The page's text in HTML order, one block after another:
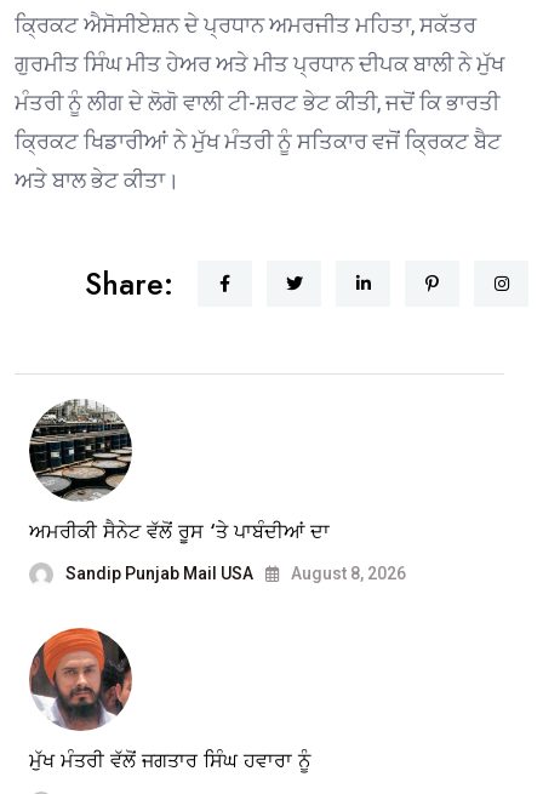
ਕ੍ਰਿਕਟ ਐਸੋਸੀਏਸ਼ਨ ਦੇ ਪ੍ਰਧਾਨ ਅਮਰਜੀਤ ਮਹਿਤਾ, ਸਕੱਤਰ
ਗੁਰਮੀਤ ਸਿੰਘ ਮੀਤ ਹੇਅਰ ਅਤੇ ਮੀਤ ਪ੍ਰਧਾਨ ਦੀਪਕ ਬਾਲੀ ਨੇ ਮੁੱਖ
ਮੰਤਰੀ ਨੂੰ ਲੀਗ ਦੇ ਲੋਗੋ ਵਾਲੀ ਟੀ-ਸ਼ਰਟ ਭੇਟ ਕੀਤੀ, ਜਦੋਂ ਕਿ ਭਾਰਤੀ
ਕ੍ਰਿਕਟ ਖਿਡਾਰੀਆਂ ਨੇ ਮੁੱਖ ਮੰਤਰੀ ਨੂੰ ਸਤਿਕਾਰ ਵਜੋਂ ਕ੍ਰਿਕਟ ਬੈਟ
ਅਤੇ ਬਾਲ ਭੇਟ ਕੀਤਾ।
Share:
ਅਮਰੀਕੀ ਸੈਨੇਟ ਵੱਲੋਂ ਰੂਸ ‘ਤੇ ਪਾਬੰਦੀਆਂ ਦਾ
Sandip Punjab Mail USA August 8, 2026
ਮੁੱਖ ਮੰਤਰੀ ਵੱਲੋਂ ਜਗਤਾਰ ਸਿੰਘ ਹਵਾਰਾ ਨੂੰ